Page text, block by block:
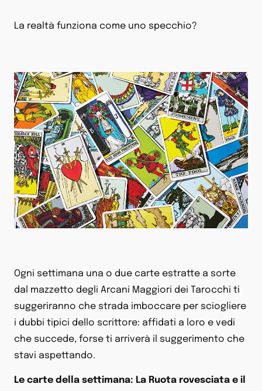
La realtà funziona come uno specchio?
Ogni settimana una o due carte estratte a sorte
dal mazzetto degli Arcani Maggiori dei Tarocchi ti
suggeriranno che strada imboccare per sciogliere
i dubbi tipici dello scrittore: affidati a loro e vedi
che succede, forse ti arriverà il suggerimento che
stavi aspettando.
Le carte della settimana: La Ruota rovesciata e il